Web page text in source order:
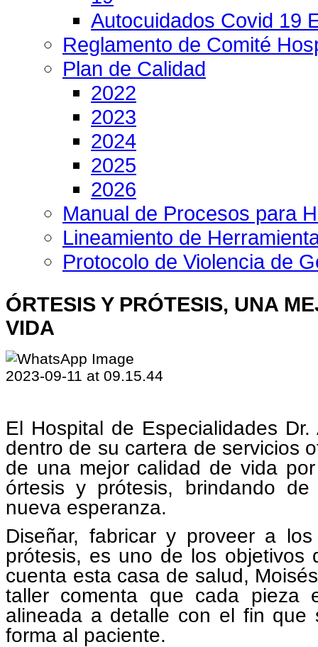
Autocuidados Covid 19
Reglamento de Comité
Plan de Calidad
2022
2023
2024
2025
2026
Manual de Procesos para
Lineamiento de
Protocolo de Violencia de
ÓRTESIS Y PRÓTESIS, UNA
VIDA
El Hospital de Especialidades
dentro de su cartera de servicios
de una mejor calidad de vida
órtesis y prótesis, brindando
nueva esperanza.
Diseñar, fabricar y proveer a
prótesis, es uno de los objetivos
cuenta esta casa de salud,
taller comenta que cada pieza
alineada a detalle con el fin que
forma al paciente.